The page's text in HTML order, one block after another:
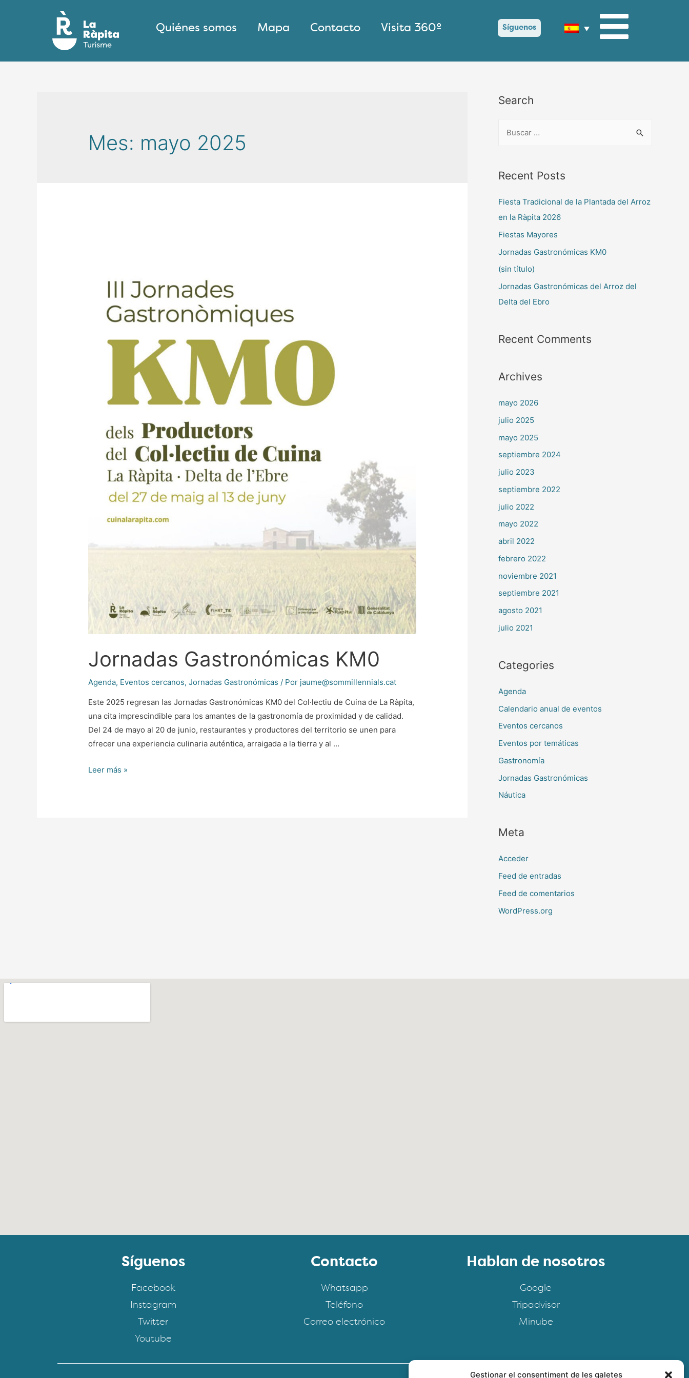
Gestionar el consentiment de les galetes
Quiénes somos Mapa Contacto Visita 360º Síguenos
Mes: mayo 2025
Jornadas Gastronómicas KM0
Agenda, Eventos cercanos,Jornadas Gastronómicas / Por jaume@sommillennials.cat
Este 2025 regresan las Jornadas Gastronómicas KM0 del Col·lectiu de Cuina de La Ràpita,
una cita imprescindible para los amantes de la gastronomía de proximidad y de calidad.
Del 24 de mayo al 20 de junio, restaurantes y productores del territorio se unen para
ofrecer una experiencia culinaria auténtica, arraigada a la tierra y al …
Leer más »
Search
Recent Posts
Fiesta Tradicional de la Plantada del Arroz
en la Ràpita 2026
Fiestas Mayores
Jornadas Gastronómicas KM0
(sin título)
Jornadas Gastronómicas del Arroz del
Delta del Ebro
Recent Comments
Archives
mayo 2026
julio 2025
mayo 2025
septiembre 2024
julio 2023
septiembre 2022
julio 2022
mayo 2022
abril 2022
febrero 2022
noviembre 2021
septiembre 2021
agosto 2021
julio 2021
Categories
Agenda
Calendario anual de eventos
Eventos cercanos
Eventos por temáticas
Gastronomía
Jornadas Gastronómicas
Náutica
Meta
Acceder
Feed de entradas
Feed de comentarios
WordPress.org
Síguenos
Facebook
Instagram
Twitter
Youtube
Contacto
Whatsapp
Teléfono
Correo electrónico
Hablan de nosotros
Google
Tripadvisor
Minube